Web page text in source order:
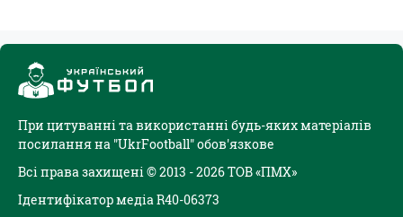
При цитуванні та використанні будь-яких матеріалів
посилання на "UkrFootball" обов'язкове
Всі права захищені © 2013 - 2026 ТОВ «ПМХ»
Ідентифікатор медіа R40-06373